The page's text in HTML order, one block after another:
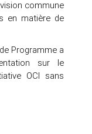
commune
en matière de
Programme a
sur le
OCI sans